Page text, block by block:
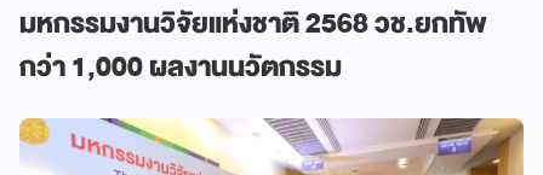
มหกรรมงานวิจัยแห่งชาติ 2568 วช.ยกทัพ
กว่า 1,000 ผลงานนวัตกรรม